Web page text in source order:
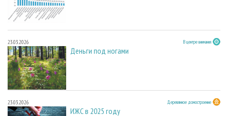
23.03.2026 В центре внимания
Деньги под ногами
23.03.2026 Деревянное домостроение
ИЖС в 2025 году